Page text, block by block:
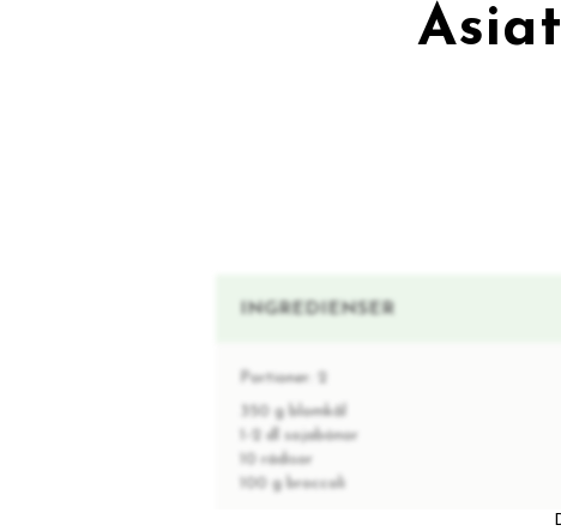
INGREDIENSER
Portioner:
350 g blomkål
1-2 dl sojabönor
10 rädisor
100 g broccoli